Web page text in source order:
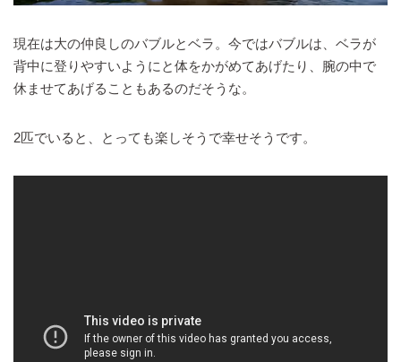
現在は大の仲良しのバブルとベラ。今ではバブルは、ベラが
背中に登りやすいようにと体をかがめてあげたり、腕の中で
休ませてあげることもあるのだそうな。
2匹でいると、とっても楽しそうで幸せそうです。